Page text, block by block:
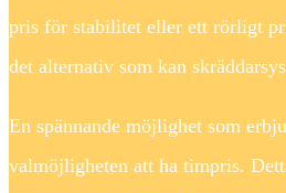
pris för stabilitet eller ett rörligt
det alternativ som kan
En spännande möjlighet som
valmöjligheten att ha timpris.